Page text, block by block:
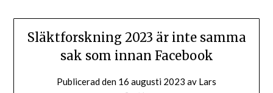
Släktforskning 2023 är inte samma
sak som innan Facebook
Publicerad den 16 augusti 2023 av Lars